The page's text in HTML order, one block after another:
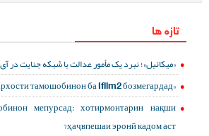
تازه ها
«میکائیل»؛ نبرد یک مأمور عدالت با شبکه جنایت در
«Ситоиш» бо дархости тамошобинон ба Ifilm2 бозмегардад
мепурсад: хотирмонтарин нақши
ҳаҷвпешаи эронӣ кадом аст?